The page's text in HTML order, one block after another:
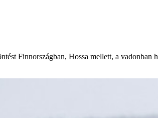
Finnországban, Hossa mellett, a vadonban